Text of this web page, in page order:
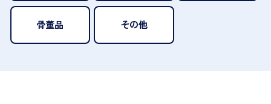
骨董品 その他